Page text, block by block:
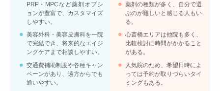
PRP・MPCなど薬剤オプシ
ョンが豊富で、カスタマイズ
しやすい。
美容外科・美容皮膚科を一院
で完結でき、将来的なエイジ
ングケアまで相談しやすい。
交通費補助制度や各種キャン
ペーンがあり、遠方からでも
通いやすい。
薬剤の種類が多く、自分で選
ぶのが難しいと感じる人もい
る。
心斎橋エリアは他院も多く、
比較検討に時間がかかること
がある。
人気院のため、希望日時によ
っては予約が取りづらいタイ
ミングもある。